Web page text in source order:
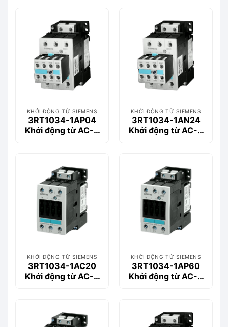
KHỞI ĐỘNG TỪ SIEMENS
3RT1034-1AP04
Khởi động từ AC-3
KHỞI ĐỘNG TỪ SIEMENS
3RT1034-1AN24
Khởi động từ AC-3
KHỞI ĐỘNG TỪ SIEMENS
3RT1034-1AC20
Khởi động từ AC-3
KHỞI ĐỘNG TỪ SIEMENS
3RT1034-1AP60
Khởi động từ AC-3